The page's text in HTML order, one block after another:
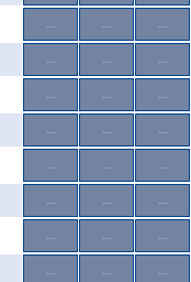
... ...
...
... ...
...
... ...
...
... ...
...
... ...
...
... ...
...
... ...
...
... ...
...